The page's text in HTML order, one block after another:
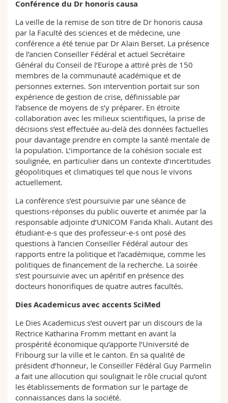
Science and Medicine
Interfaculty
Employees
PhD students
Webmail
Course catalogue
MyUnifr
Conférence du Dr honoris causa
La veille de la remise de son titre de Dr honoris causa
par la Faculté des sciences et de médecine, une
conférence a été tenue par Dr Alain Berset. La présence
de l’ancien Conseiller Fédéral et actuel Secrétaire
Général du Conseil de l’Europe a attiré près de 150
membres de la communauté académique et de
personnes externes. Son intervention portait sur son
expérience de gestion de crise, définissable par
l’absence de moyens de s’y préparer. En étroite
collaboration avec les milieux scientifiques, la prise de
décisions s’est effectuée au-delà des données factuelles
pour davantage prendre en compte la santé mentale de
la population. L’importance de la cohésion sociale est
soulignée, en particulier dans un contexte d’incertitudes
géopolitiques et climatiques tel que nous le vivons
actuellement.
La conférence s’est poursuivie par une séance de
questions-réponses du public ouverte et animée par la
responsable adjointe d’UNICOM Farida Khali. Autant des
étudiant-e-s que des professeur-e-s ont posé des
questions à l’ancien Conseiller Fédéral autour des
rapports entre la politique et l’académique, comme les
politiques de financement de la recherche. La soirée
s’est poursuivie avec un apéritif en présence des
docteurs honorifiques de quatre autres facultés.
Dies Academicus avec accents SciMed
Le Dies Academicus s’est ouvert par un discours de la
Rectrice Katharina Fromm mettant en avant la
prospérité économique qu’apporte l’Université de
Fribourg sur la ville et le canton. En sa qualité de
président d’honneur, le Conseiller Fédéral Guy Parmelin
a fait une allocution qui soulignait le rôle crucial qu’ont
les établissements de formation sur le partage de
connaissances dans la société.